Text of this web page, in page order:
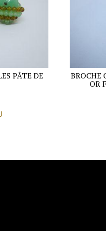
PÂTE DE BROCHE
OR